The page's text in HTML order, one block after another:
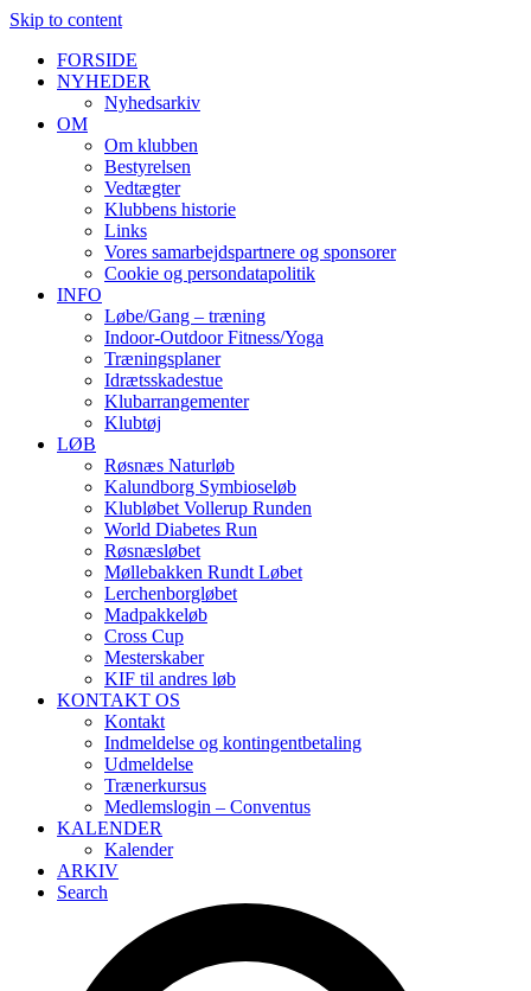
Skip to content
FORSIDE
NYHEDER
Nyhedsarkiv
OM
Om klubben
Bestyrelsen
Vedtægter
Klubbens historie
Links
Vores samarbejdspartnere og sponsorer
Cookie og persondatapolitik
INFO
Løbe/Gang – træning
Indoor-Outdoor Fitness/Yoga
Træningsplaner
Idrætsskadestue
Klubarrangementer
Klubtøj
LØB
Røsnæs Naturløb
Kalundborg Symbioseløb
Klubløbet Vollerup Runden
World Diabetes Run
Røsnæsløbet
Møllebakken Rundt Løbet
Lerchenborgløbet
Madpakkeløb
Cross Cup
Mesterskaber
KIF til andres løb
KONTAKT OS
Kontakt
Indmeldelse og kontingentbetaling
Udmeldelse
Trænerkursus
Medlemslogin – Conventus
KALENDER
Kalender
ARKIV
Search